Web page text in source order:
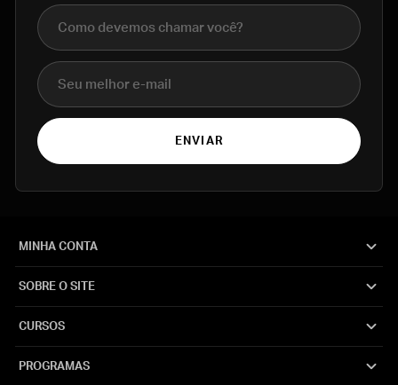
Nome completo
E-mail
ENVIAR
MINHA CONTA
SOBRE O SITE
CURSOS
PROGRAMAS